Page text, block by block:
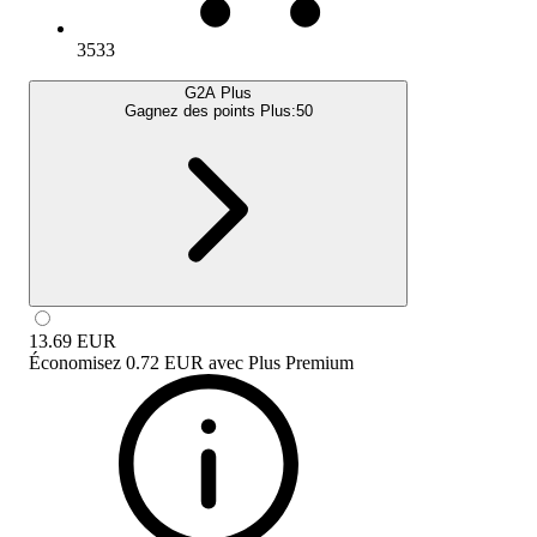
3533
G2A Plus
Gagnez des points Plus:50
13.69 EUR
Économisez 0.72 EUR avec Plus Premium